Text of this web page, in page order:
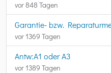
vor 848 Tagen
Garantie- bzw.
vor 1369 Tagen
Antw:A1 oder A3
vor 1389 Tagen